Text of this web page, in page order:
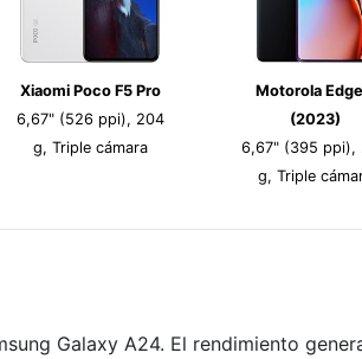
Xiaomi Poco F5 Pro
6,67" (526 ppi), 204
g, Triple cámara
Motorola
(2023)
6,67" (395 ppi),
g, Triple
Galaxy A24. El rendimiento